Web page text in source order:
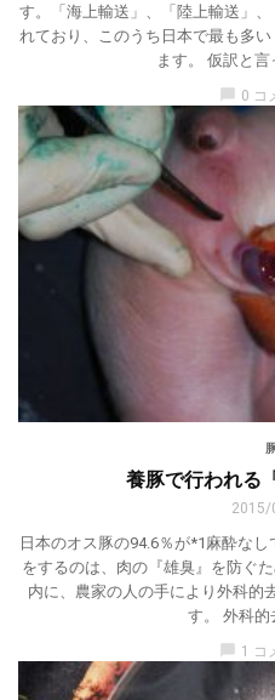
す。「海上輸送」、「陸上輸送」
れており、このうち日本で最も多
ます。 仮訳と言
0 コ
養豚で行われる
2015/
日本のオス豚の94.6％が*1麻酔な
をするのは、肉の『雄臭』を防ぐ
内に、農家の人の手により外科的
す。 外科的
chat_bubble 1 コ